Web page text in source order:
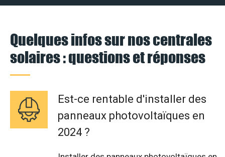
Quelques infos sur nos centrales
solaires : questions et réponses
Est-ce rentable d'installer des
panneaux photovoltaïques en
2024 ?